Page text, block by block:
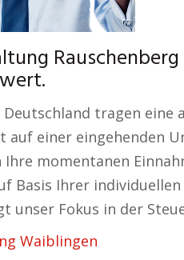
tragen eine
auf einer eingehenden
Ihre momentanen
Basis Ihrer
unser Fokus in der
Waiblingen